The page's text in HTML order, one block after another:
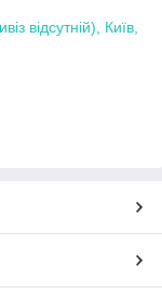
відсутній), Київ,